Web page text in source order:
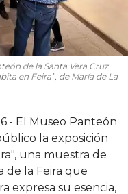
de la Santa Vera Cruz
en Feira”, de María de La
El Museo Panteón
la exposición
una muestra de
de la Feira que
expresa su esencia,